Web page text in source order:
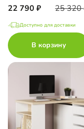
22 790 25 320
Доступно для доставки
В корзину